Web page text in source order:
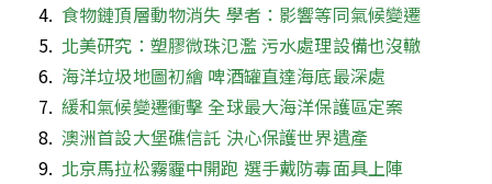
食物鏈頂層動物消失 學者：影響等同氣候變遷
北美研究：塑膠微珠氾濫 污水處理設備也沒轍
海洋垃圾地圖初繪 啤酒罐直達海底最深處
緩和氣候變遷衝擊 全球最大海洋保護區定案
澳洲首設大堡礁信託 決心保護世界遺產
北京馬拉松霧霾中開跑 選手戴防毒面具上陣